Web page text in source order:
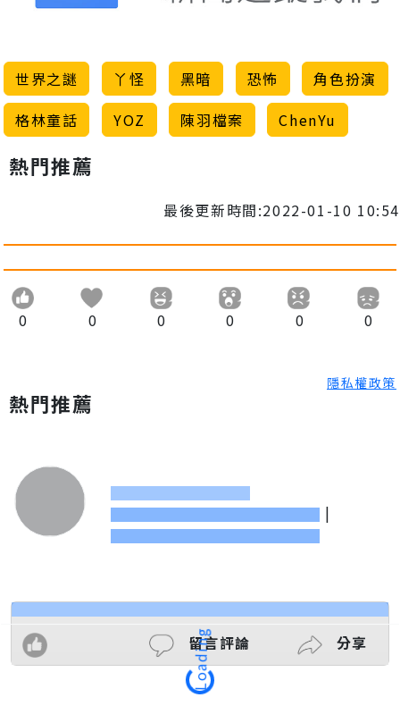
世界之謎 丫怪 黑暗 恐怖
角色扮演
格林童話
YOZ 陳羽檔案 ChenYu
熱門推薦
最後更新時間:2022-01-10 10:54
0 0 0 0 0 0
隱私權政策
熱門推薦
|
留言評論 分享
Loading